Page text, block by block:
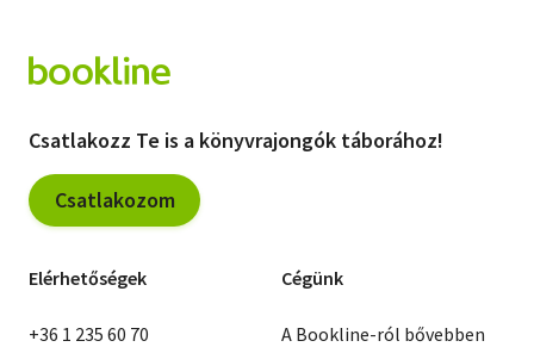
Csatlakozz Te is a könyvrajongók táborához!
Csatlakozom
Elérhetőségek
+36 1 235 60 70
Cégünk
A Bookline-ról bővebben